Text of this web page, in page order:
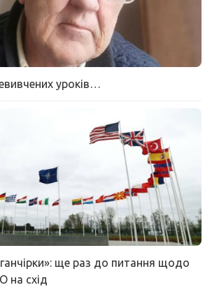
уроків…
ще раз до питання щодо
на схід